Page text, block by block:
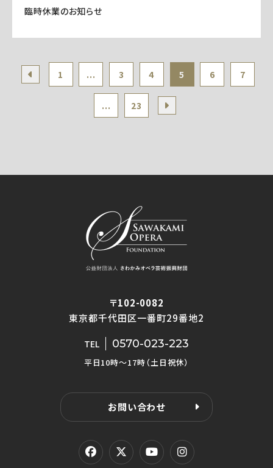
臨時休業のお知らせ
1 ... 3 4 5 6 7
... 23
〒102-0082
東京都千代田区一番町29番地2
TEL 0570-023-223
平日10時〜17時（土日祝休）
お問い合わせ